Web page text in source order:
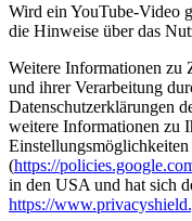
Wird ein YouTube-Video
die Hinweise über das
Weitere Informationen zu
und ihrer Verarbeitung
Datenschutzerklärungen
weitere Informationen zu
(https://
in den USA und hat sich
https://